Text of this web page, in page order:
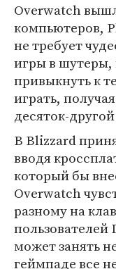
Overwatch
компьютеров,
не требует
игры в шутеры,
привыкнуть к
играть,
десяток-
В Blizzard
вводя
который бы
Overwatch
разному на
может занять
геймпаде все